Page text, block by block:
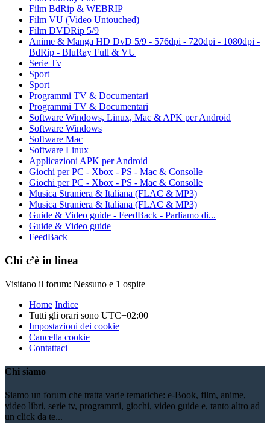
Film BdRip & WEBRIP
Film VU (Video Untouched)
Film DVDRip 5/9
Anime & Manga HD DvD 5/9 - 576dpi - 720dpi - 1080dpi -
BdRip - BluRay Full & VU
Serie Tv
Sport
Sport
Programmi TV & Documentari
Programmi TV & Documentari
Software Windows, Linux, Mac & APK per Android
Software Windows
Software Mac
Software Linux
Applicazioni APK per Android
Giochi per PC - Xbox - PS - Mac & Consolle
Giochi per PC - Xbox - PS - Mac & Consolle
Musica Straniera & Italiana (FLAC & MP3)
Musica Straniera & Italiana (FLAC & MP3)
Guide & Video guide - FeedBack - Parliamo di...
Guide & Video guide
FeedBack
Chi c’è in linea
Visitano il forum: Nessuno e 1 ospite
Home Indice
Tutti gli orari sono UTC+02:00
Impostazioni dei cookie
Cancella cookie
Contattaci
Chi siamo
Siamo un forum che tratta varie tematiche: e-Book, film, anime,
video libri, serie tv, programmi, giochi, video guide e, tanto altro ad
un click da te...